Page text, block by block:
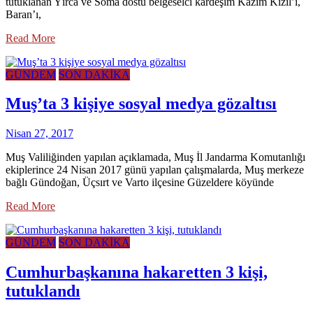
Baran’ı,
Read More
GÜNDEM SON DAKİKA
Muş’ta 3 kişiye sosyal medya gözaltısı
Nisan 27, 2017
Muş Valiliğinden yapılan açıklamada, Muş İl Jandarma Komutanlığı
ekiplerince 24 Nisan 2017 günü yapılan çalışmalarda, Muş merkeze
bağlı Gündoğan, Üçsırt ve Varto ilçesine Güzeldere köyünde
Read More
GÜNDEM SON DAKİKA
Cumhurbaşkanına hakaretten 3 kişi,
tutuklandı